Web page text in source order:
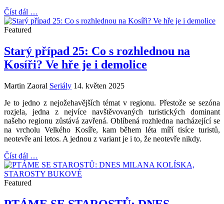
Číst dál …
Featured
Starý případ 25: Co s rozhlednou na
Kosíři? Ve hře je i demolice
Martin Zaoral Seriály 14. květen 2025
Je to jedno z nejožehavějších témat v regionu. Přestože se sezóna
rozjela, jedna z nejvíce navštěvovaných turistických dominant
našeho regionu zůstává zavřená. Oblíbená rozhledna nacházející se
na vrcholu Velkého Kosíře, kam během léta míří tisíce turistů,
neotevře ani letos. A jednou z variant je i to, že neotevře nikdy.
Číst dál …
Featured